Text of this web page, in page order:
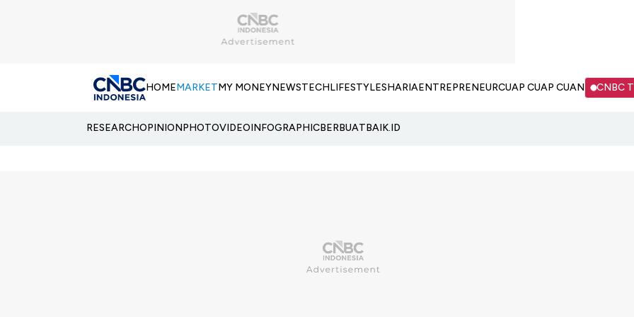
HOMEMARKETMY MONEYNEWSTECHLIFESTYLESHARIAENTREPRENEURCUAP CUAP CUAN CNBC
RESEARCHOPINIONPHOTOVIDEOINFOGRAPHICBERBUATBAIK.ID